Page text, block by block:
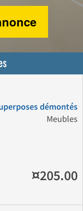
démontés
Meubles
¤205.00